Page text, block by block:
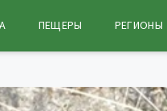
ПЕЩЕРЫ РЕГИОНЫ